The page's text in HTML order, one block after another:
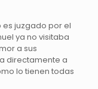
juzgado por el
ya no visitaba
a sus
directamente a
lo tienen todas